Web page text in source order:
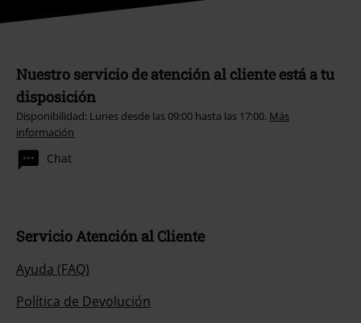
Nuestro servicio de atención al cliente está a tu
disposición
Disponibilidad: Lunes desde las 09:00 hasta las 17:00. Más
información
Chat
Servicio Atención al Cliente
Ayuda (FAQ)
Política de Devolución